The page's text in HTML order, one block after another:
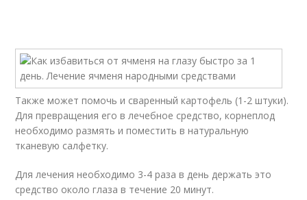
Также может помочь и сваренный картофель (1-2 штуки).
Для превращения его в лечебное средство, корнеплод
необходимо размять и поместить в натуральную
тканевую салфетку.
Для лечения необходимо 3-4 раза в день держать это
средство около глаза в течение 20 минут.